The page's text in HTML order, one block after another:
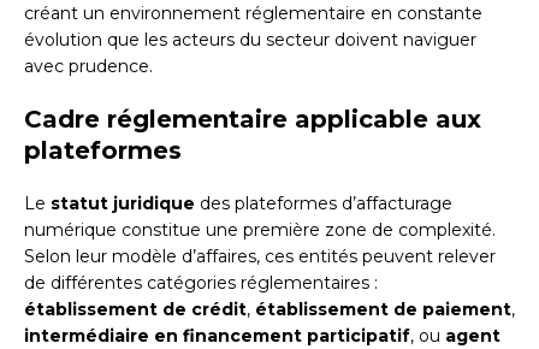
créant un environnement réglementaire en constante
évolution que les acteurs du secteur doivent naviguer
avec prudence.
Cadre réglementaire applicable aux
plateformes
Le statut juridique des plateformes d’affacturage
numérique constitue une première zone de complexité.
Selon leur modèle d’affaires, ces entités peuvent relever
de différentes catégories réglementaires :
établissement de crédit, établissement de paiement,
intermédiaire en financement participatif, ou agent